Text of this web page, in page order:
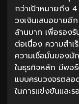
กว่าเป้าหมายถึง
วงเงินเสนอขาย
ล้านบาท เพื่อรอง
ต่อเนื่อง ความสำ
ความเชื่อมั่นของ
ในธุรกิจหลัก มีพอ
แบบครบวงจรตล
ในการแข่งขันและร